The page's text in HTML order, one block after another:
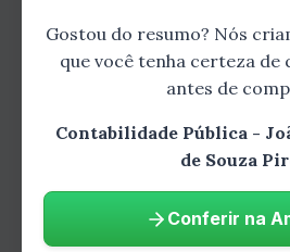
políticas públicas.
Gostou do resumo? Nós
que você tenha certeza de
antes de
Contabilidade Pública -
de Souza
Conferir na